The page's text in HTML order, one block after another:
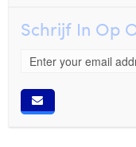
Schrijf In Op